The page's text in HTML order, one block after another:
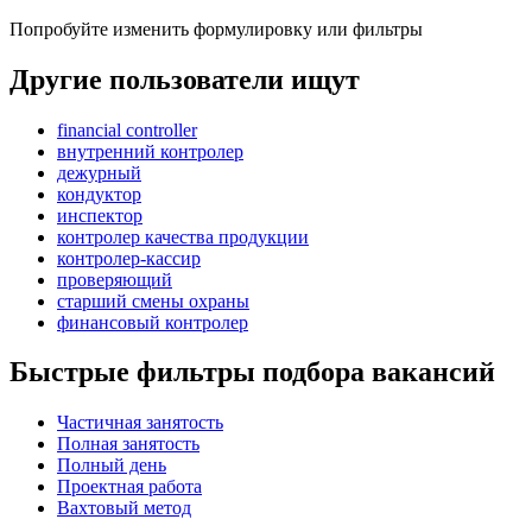
Попробуйте изменить формулировку или фильтры
Другие пользователи ищут
financial controller
внутренний контролер
дежурный
кондуктор
инспектор
контролер качества продукции
контролер-кассир
проверяющий
старший смены охраны
финансовый контролер
Быстрые фильтры подбора вакансий
Частичная занятость
Полная занятость
Полный день
Проектная работа
Вахтовый метод